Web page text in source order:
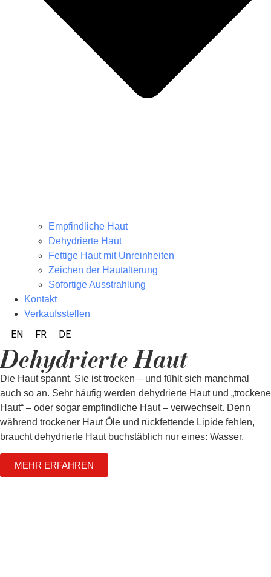
Empfindliche Haut
Dehydrierte Haut
Fettige Haut mit Unreinheiten
Zeichen der Hautalterung
Sofortige Ausstrahlung
Kontakt
Verkaufsstellen
EN FR DE
Dehydrierte Haut
Die Haut spannt. Sie ist trocken – und fühlt sich manchmal
auch so an. Sehr häufig werden dehydrierte Haut und „trockene
Haut“ – oder sogar empfindliche Haut – verwechselt. Denn
während trockener Haut Öle und rückfettende Lipide fehlen,
braucht dehydrierte Haut buchstäblich nur eines: Wasser.
MEHR ERFAHREN